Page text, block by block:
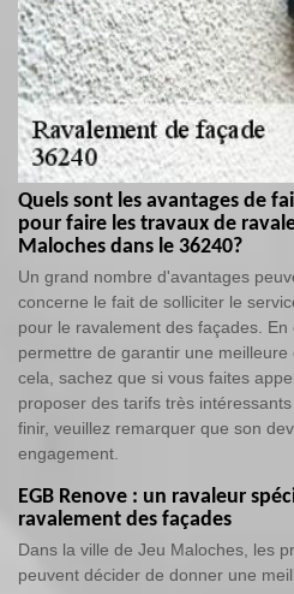
Quels sont les avantages de
pour faire les travaux de
Maloches dans le 36240?
Un grand nombre d'avantages
concerne le fait de solliciter le
pour le ravalement des façades.
permettre de garantir une
cela, sachez que si vous faites
proposer des tarifs très
finir, veuillez remarquer que son
engagement.
EGB Renove : un ravaleur
ravalement des façades
Dans la ville de Jeu Maloches, les
peuvent décider de donner une